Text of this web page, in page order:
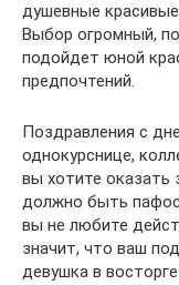
душевные
Выбор огромный,
подойдет юной
предпочтений.
Поздравления с
однокурснице,
вы хотите оказать
должно быть
вы не любите
значит, что ваш
девушка в